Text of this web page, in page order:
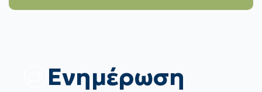
Eνημέρωση